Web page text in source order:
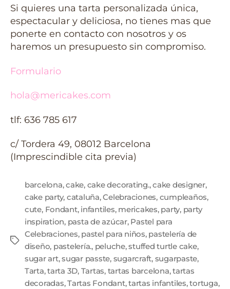
Si quieres una tarta personalizada única,
espectacular y deliciosa, no tienes mas que
ponerte en contacto con nosotros y os
haremos un presupuesto sin compromiso.
Formulario
hola@mericakes.com
tlf: 636 785 617
c/ Tordera 49, 08012 Barcelona
(Imprescindible cita previa)
barcelona,cake, cake decorating.,cake designer,
cake party, cataluña,Celebraciones, cumpleaños,
cute, Fondant, infantiles, mericakes, party, party
inspiration, pasta de azúcar, Pastel para
Celebraciones, pastel para niños, pastelería de
diseño, pastelería., peluche,stuffed turtle cake,
sugar art,sugar passte, sugarcraft, sugarpaste,
Tarta,tarta 3D, Tartas, tartas barcelona,tartas
decoradas,Tartas Fondant,tartas infantiles,tortuga,